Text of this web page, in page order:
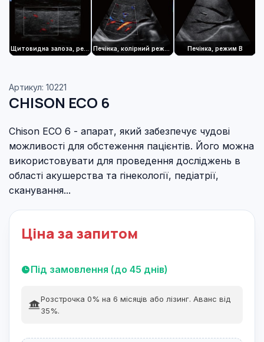
Печінка, режим B
Артикул: 10221
CHISON ECO 6
Chison ECO 6 - апарат, який забезпечує чудові
можливості для обстеження пацієнтів. Його можна
використовувати для проведення досліджень в
області акушерства та гінекології, педіатрії,
сканування...
Ціна за запитом
Під замовлення (до 45 днів)
Розстрочка 0% на 6 місяців або лізинг. Аванс від
35%.